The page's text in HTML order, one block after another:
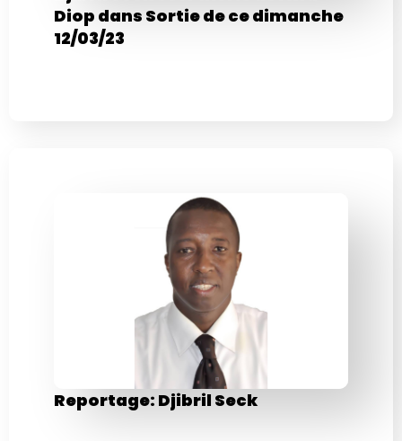
Diop dans Sortie de ce dimanche
12/03/23
Reportage: Djibril Seck